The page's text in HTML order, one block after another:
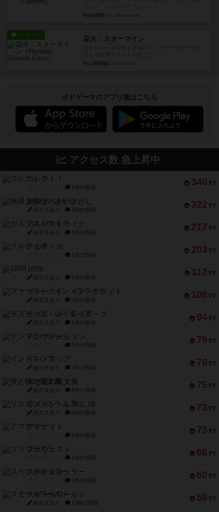
約9時間前
レビュー 花火：スターマイン
約11時間前
ボドゲーマのアプリ版はこちら
アクセス数 急上昇中
340 PT
コレクト！
1件の投稿
322 PT
無限まちがいさがし
紹介文あり 2件の投稿
217 PT
ガルフストライク
紹介文あり 1件の投稿
203 PT
クルティボ
1件の投稿
112 PT
1809
紹介文あり 1件の投稿
108 PT
ファースト・イン・フライト
紹介文あり 3件の投稿
94 PT
モズビ－ズ・レイダ－ズ
紹介文あり 1件の投稿
79 PT
テンプテーション
2件の投稿
78 PT
インドネシア
紹介文あり 2件の投稿
75 PT
宵と暁の呪文書
紹介文あり 8件の投稿
73 PT
リスボン・トラム 28
紹介文あり 9件の投稿
73 PT
アマナイト
1件の投稿
66 PT
ブラヴェスト
1件の投稿
60 PT
スペクタキュラー
1件の投稿
59 PT
スモールワールド
紹介文あり 13件の投稿